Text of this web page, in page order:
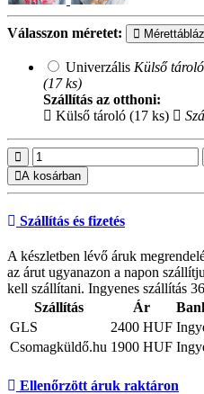
Válasszon méretet:
Univerzális Külső tároló
(17 ks)
Szállítás az otthoni:
Külső tároló (17 ks)
A kosárban
Szállítás és fizetés
A készletben lévő áruk
az árut ugyanazon a napon
kell szállítani. Ingyenes szállítás
Szállítás
Ár
GLS
2400 HUF
Csomagküldő.hu 1900 HUF
Ellenőrzött áruk raktáron